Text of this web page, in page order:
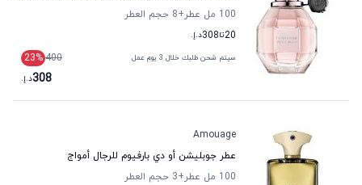
100 مل عطر
+8
حجم العطر
20تا308د.إ.
سيتم شحن طلبك خلال 3 يوم عمل 400
23%
308د.إ.
Amouage
عطر جوبليشن أو دي بارفيوم للرجال أمواج
100 مل عطر
+3
حجم العطر